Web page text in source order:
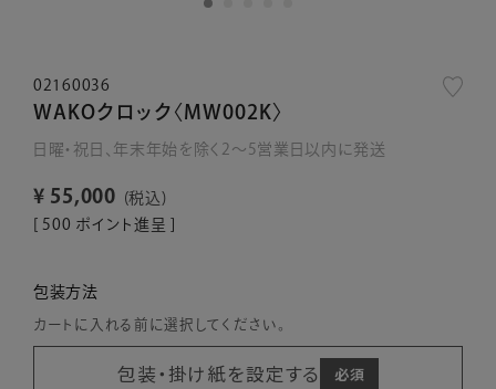
02160036
WAKOクロック〈MW002K〉
日曜・祝日、年末年始を除く2～5営業日以内に発送
¥ 55,000
税込
500 ポイント進呈 ]
包装方法
カートに入れる前に選択してください。
包装・掛け紙を設定する